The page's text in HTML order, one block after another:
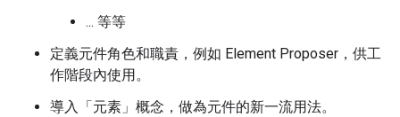
... 等等
定義元件角色和職責，例如 Element Proposer，供工
作階段內使用。
導入「元素」概念，做為元件的新一流用法。